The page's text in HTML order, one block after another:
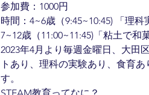
参加費：1000円
時間：4~6歳（9:45~10:45) 「理科
7~12歳（11:00~11:45)「粘土で和
2023年4月より毎週金曜日、大田
トあり、理科の実験あり、食育
す。